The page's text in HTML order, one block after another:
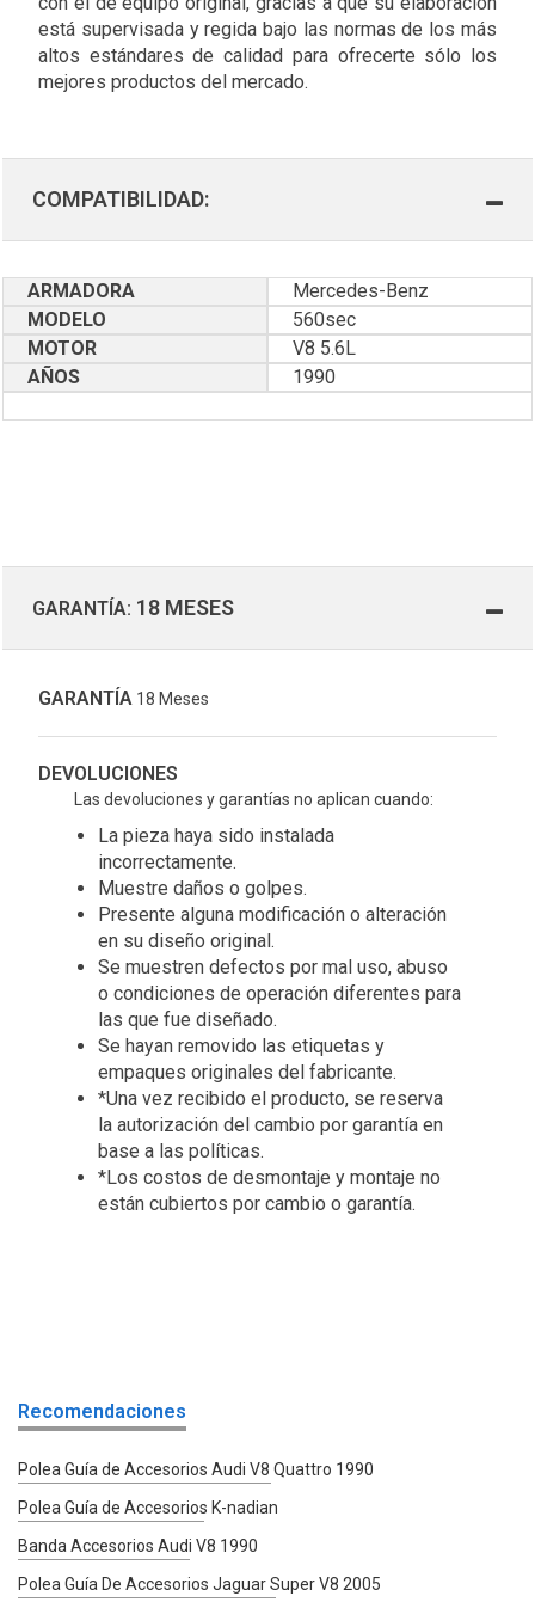
está supervisada y regida bajo las normas de los más
altos estándares de calidad para ofrecerte sólo los
mejores productos del mercado.
COMPATIBILIDAD:
ARMADORA
Mercedes-Benz
MODELO
560sec
MOTOR
V8 5.6L
AÑOS
1990
GARANTÍA: 18 MESES
GARANTÍA 18 Meses
DEVOLUCIONES
Las devoluciones y garantías no aplican cuando:
La pieza haya sido instalada
incorrectamente.
Muestre daños o golpes.
Presente alguna modificación o alteración
en su diseño original.
Se muestren defectos por mal uso, abuso
o condiciones de operación diferentes para
las que fue diseñado.
Se hayan removido las etiquetas y
empaques originales del fabricante.
*Una vez recibido el producto, se reserva
la autorización del cambio por garantía en
base a las políticas.
*Los costos de desmontaje y montaje no
están cubiertos por cambio o garantía.
Recomendaciones
Polea Guía de Accesorios Audi V8 Quattro 1990
Polea Guía de Accesorios K-nadian
Banda Accesorios Audi V8 1990
Polea Guía De Accesorios Jaguar Super V8 2005